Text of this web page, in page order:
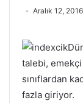
Aralık 12, 2016
talebi, emekçi
sınıflardan
fazla giriyor.